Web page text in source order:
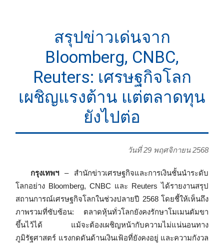
สรุปข่าวเด่นจาก
Bloomberg, CNBC,
Reuters: เศรษฐกิจโลก
เผชิญแรงต้าน แต่ตลาดทุน
ยังไปต่อ
วันที่ 29 พฤศจิกายน 2568
กรุงเทพฯ– สำนักข่าวเศรษฐกิจและการเงินชั้นนำระดับ
โลกอย่าง Bloomberg, CNBC และ Reuters ได้รายงานสรุป
สถานการณ์เศรษฐกิจโลกในช่วงปลายปี 2568 โดยชี้ให้เห็นถึง
ภาพรวมที่ซับซ้อน: ตลาดหุ้นทั่วโลกยังคงรักษาโมเมนตัมขา
ขึ้นไว้ได้ แม้จะต้องเผชิญหน้ากับความไม่แน่นอนทาง
ภูมิรัฐศาสตร์ แรงกดดันด้านเงินเฟ้อที่ยังคงอยู่ และความกังวล